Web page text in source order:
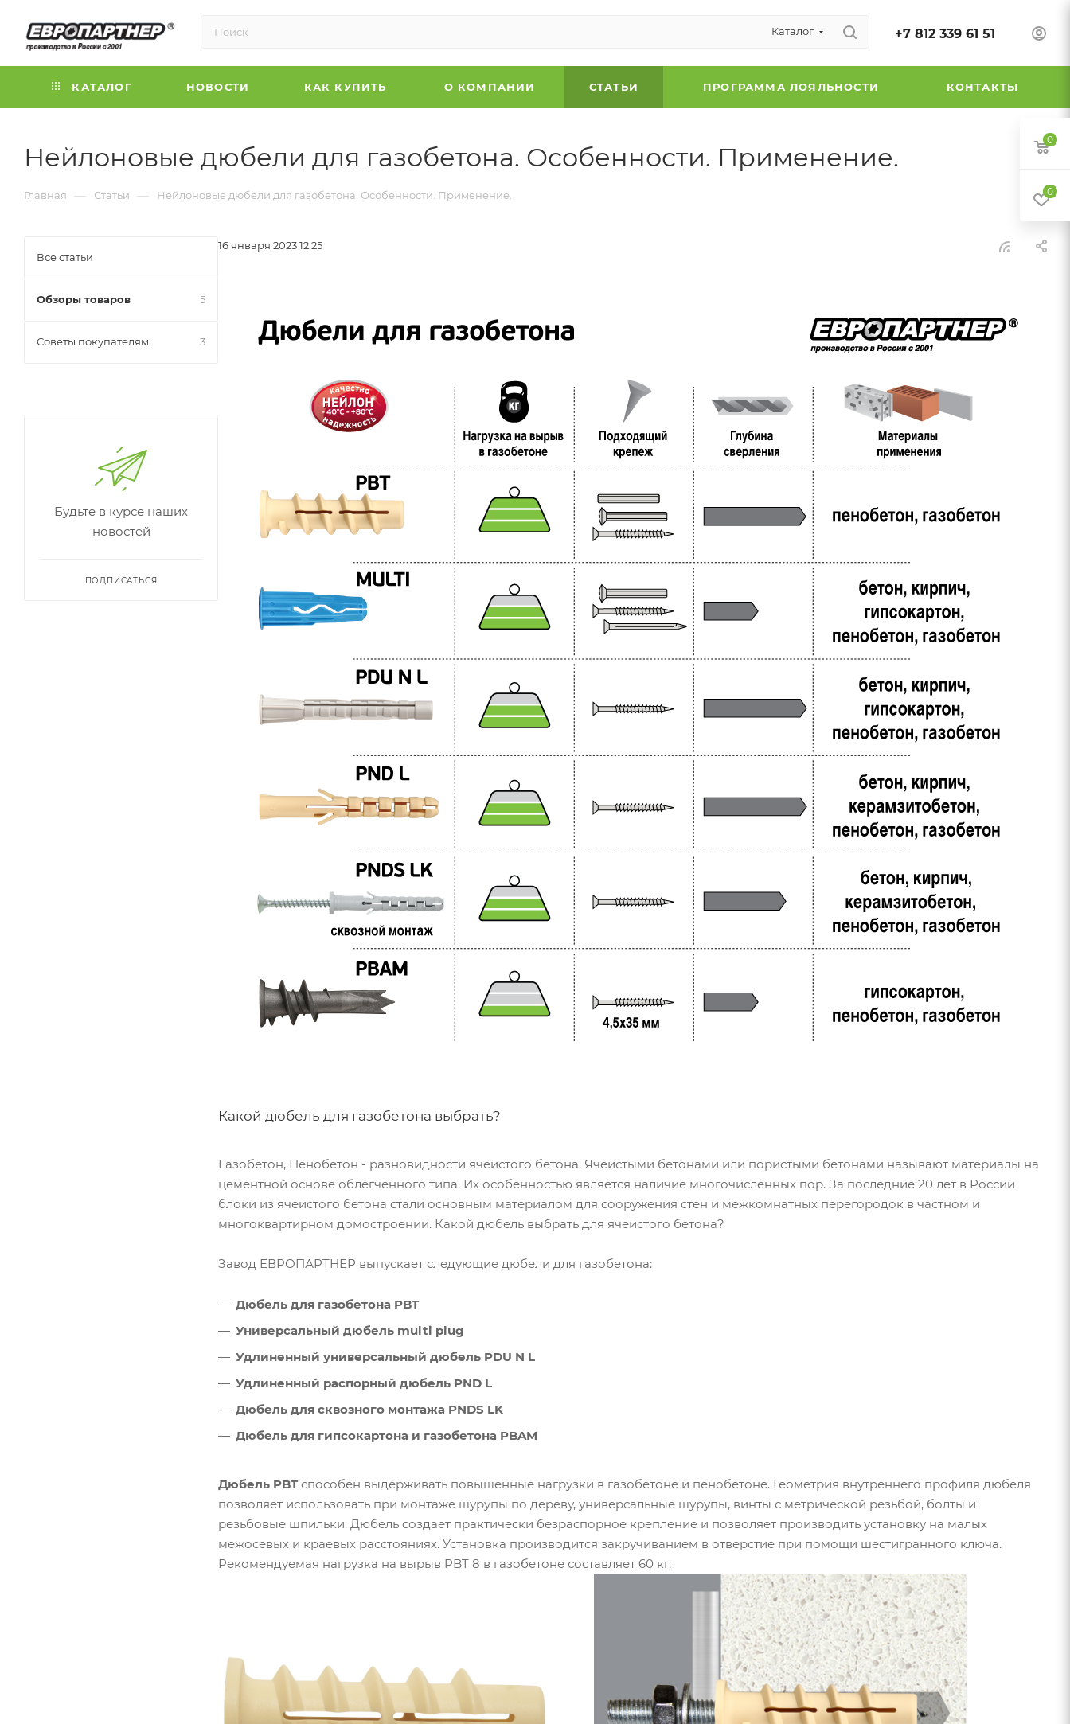
Каталог +7 812 339 61 51
КАТАЛОГ НОВОСТИ КАК КУПИТЬ О КОМПАНИИ СТАТЬИ ПРОГРАММА ЛОЯЛЬНОСТИ КОНТАКТЫ
Нейлоновые дюбели для газобетона. Особенности. Применение.
Главная — Статьи — Нейлоновые дюбели для газобетона. Особенности. Применение.
16 января 2023 12:25
Какой дюбель для газобетона выбрать?
Газобетон, Пенобетон - разновидности ячеистого бетона. Ячеистыми бетонами или пористыми бетонами называют материалы на
цементной основе облегченного типа. Их особенностью является наличие многочисленных пор. За последние 20 лет в России
блоки из ячеистого бетона стали основным материалом для сооружения стен и межкомнатных перегородок в частном и
многоквартирном домостроении. Какой дюбель выбрать для ячеистого бетона?
Завод ЕВРОПАРТНЕР выпускает следующие дюбели для газобетона:
Дюбель для газобетона PBT
Универсальный дюбель multi plug
Удлиненный универсальный дюбель PDU N L
Удлиненный распорный дюбель PND L
Дюбель для сквозного монтажа PNDS LK
Дюбель для гипсокартона и газобетона PBAM
Дюбель PBTспособен выдерживать повышенные нагрузки в газобетоне и пенобетоне. Геометрия внутреннего профиля дюбеля
позволяет использовать при монтаже шурупы по дереву, универсальные шурупы, винты с метрической резьбой, болты и
резьбовые шпильки. Дюбель создает практически безраспорное крепление и позволяет производить установку на малых
межосевых и краевых расстояниях. Установка производится закручиванием в отверстие при помощи шестигранного ключа.
Рекомендуемая нагрузка на вырыв PBT 8 в газобетоне составляет 60 кг.
Все статьи
Обзоры товаров 5
Советы покупателям 3
Будьте в курсе наших
новостей
ПОДПИСАТЬСЯ
0
0